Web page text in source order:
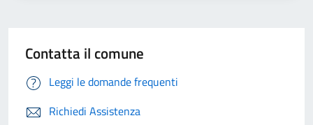
Contatta il comune
Leggi le domande frequenti
Richiedi Assistenza